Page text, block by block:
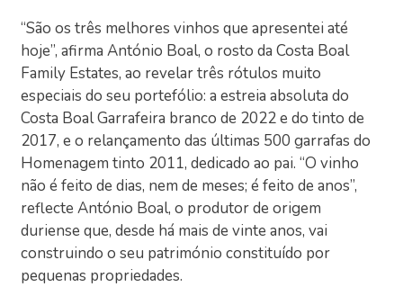
“São os três melhores vinhos que apresentei até
hoje”, afirma António Boal, o rosto da Costa Boal
Family Estates, ao revelar três rótulos muito
especiais do seu portefólio: a estreia absoluta do
Costa Boal Garrafeira branco de 2022 e do tinto de
2017, e o relançamento das últimas 500 garrafas do
Homenagem tinto 2011, dedicado ao pai. “O vinho
não é feito de dias, nem de meses; é feito de anos”,
reflecte António Boal, o produtor de origem
duriense que, desde há mais de vinte anos, vai
construindo o seu património constituído por
pequenas propriedades.